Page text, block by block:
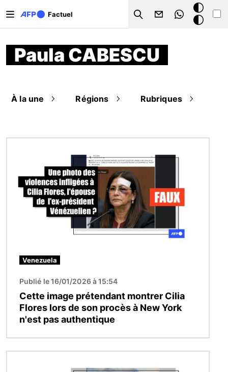
Factuel
Search
Mode
sombre
Paula CABESCU
À la une Régions Rubriques
Venezuela
Publié le 16/01/2026 à 15:54
Cette image prétendant montrer Cilia
Flores lors de son procès à New York
n'est pas authentique